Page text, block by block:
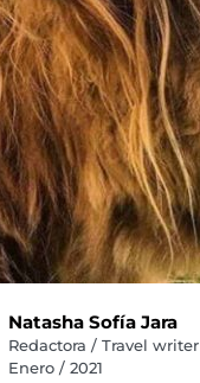
Natasha Sofía Jara
Redactora / Travel writer
Enero / 2021